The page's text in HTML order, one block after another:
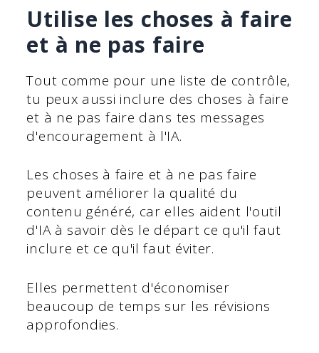
Utilise les choses à faire
et à ne pas faire
Tout comme pour une liste de contrôle,
tu peux aussi inclure des choses à faire
et à ne pas faire dans tes messages
d'encouragement à l'IA.
Les choses à faire et à ne pas faire
peuvent améliorer la qualité du
contenu généré, car elles aident l'outil
d'IA à savoir dès le départ ce qu'il faut
inclure et ce qu'il faut éviter.
Elles permettent d'économiser
beaucoup de temps sur les révisions
approfondies.